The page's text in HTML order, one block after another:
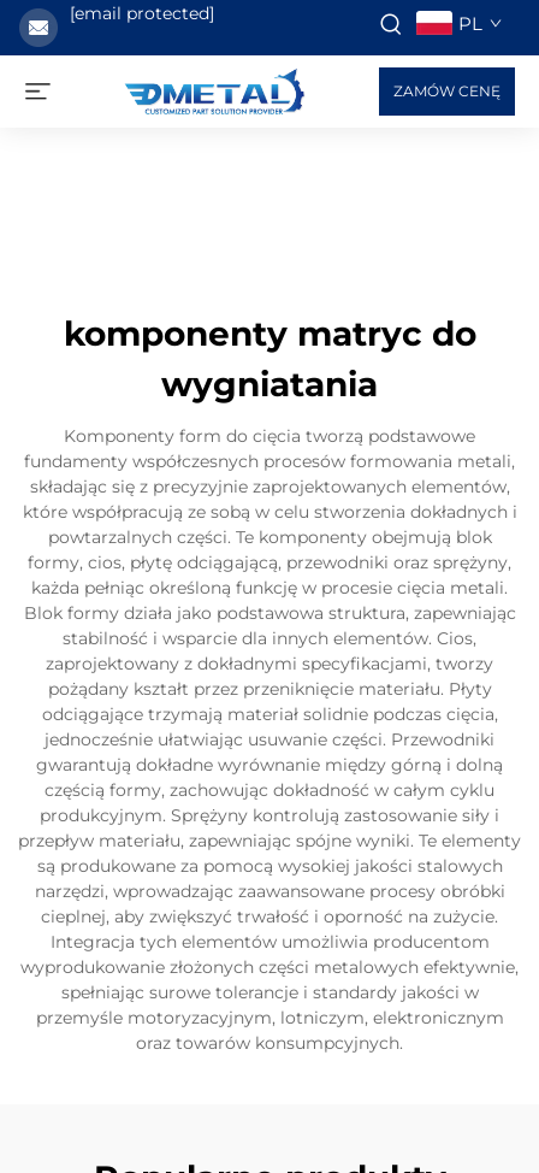
[email protected] PL
ZAMÓW CENĘ
komponenty matryc do
wygniatania
Komponenty form do cięcia tworzą podstawowe
fundamenty współczesnych procesów formowania metali,
składając się z precyzyjnie zaprojektowanych elementów,
które współpracują ze sobą w celu stworzenia dokładnych i
powtarzalnych części. Te komponenty obejmują blok
formy, cios, płytę odciągającą, przewodniki oraz sprężyny,
każda pełniąc określoną funkcję w procesie cięcia metali.
Blok formy działa jako podstawowa struktura, zapewniając
stabilność i wsparcie dla innych elementów. Cios,
zaprojektowany z dokładnymi specyfikacjami, tworzy
pożądany kształt przez przeniknięcie materiału. Płyty
odciągające trzymają materiał solidnie podczas cięcia,
jednocześnie ułatwiając usuwanie części. Przewodniki
gwarantują dokładne wyrównanie między górną i dolną
częścią formy, zachowując dokładność w całym cyklu
produkcyjnym. Sprężyny kontrolują zastosowanie siły i
przepływ materiału, zapewniając spójne wyniki. Te elementy
są produkowane za pomocą wysokiej jakości stalowych
narzędzi, wprowadzając zaawansowane procesy obróbki
cieplnej, aby zwiększyć trwałość i oporność na zużycie.
Integracja tych elementów umożliwia producentom
wyprodukowanie złożonych części metalowych efektywnie,
spełniając surowe tolerancje i standardy jakości w
przemyśle motoryzacyjnym, lotniczym, elektronicznym
oraz towarów konsumpcyjnych.